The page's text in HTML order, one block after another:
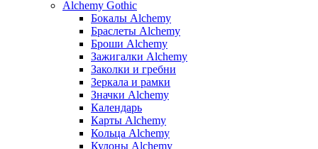
Alchemy Gothic
Бокалы Alchemy
Браслеты Alchemy
Броши Alchemy
Зажигалки Alchemy
Заколки и гребни
Зеркала и рамки
Значки Alchemy
Календарь
Карты Alchemy
Кольца Alchemy
Кулоны Alchemy